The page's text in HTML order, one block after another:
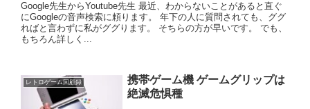
Google先生からYoutube先生 最近、わからないことがあると直ぐ
にGoogleの音声検索に頼ります。 年下の人に質問されても、ググ
ればと言わずに私がググります。 そちらの方が早いです。 でも、
もちろん詳しく...
レトロゲーム回顧録
携帯ゲーム機 ゲームグリップは
絶滅危惧種